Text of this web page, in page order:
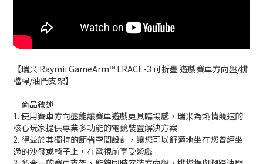
【瑞米 Raymii GameArm™ LRACE-3 可折疊 遊戲賽車方向盤/排
檔桿/油門支架】
［商品敘述］
1. 使用賽車方向盤能讓賽車遊戲更具臨場感，瑞米為熱情競速的
核心玩家提供專業多功能的電競裝置解決方案
2. 得益於其獨特的節省空間設計，讓您可以舒適地坐在您曾經坐
過的沙發或椅子上，在電視前享受遊戲